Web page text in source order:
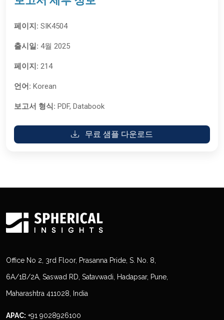
페이지: SIK4504
출시일: 4월 2025
페이지: 214
언어: Korean
보고서 형식: PDF, Databook
무료 샘플 다운로드
Office No 2, 3rd Floor, Prasanna Pride, S. No. 8,
6A/1B/2A, Saswad RD, Satavwadi, Hadapsar, Pune,
Maharashtra 411028, India
APAC: +91 9028926100